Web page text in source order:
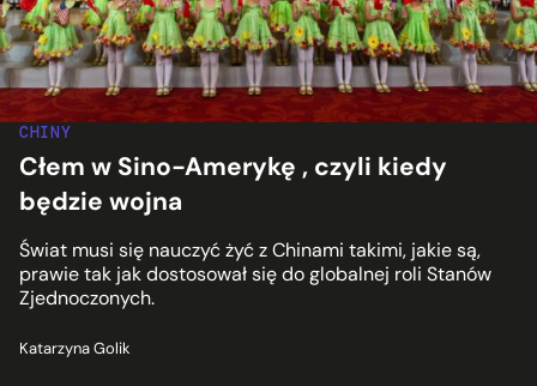
CHINY
Cłem w Sino-Amerykę , czyli kiedy
będzie wojna
Świat musi się nauczyć żyć z Chinami takimi, jakie są,
prawie tak jak dostosował się do globalnej roli Stanów
Zjednoczonych.
Katarzyna Golik